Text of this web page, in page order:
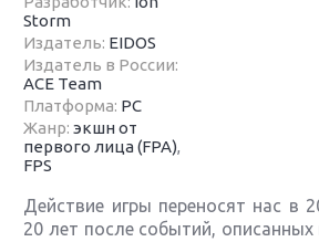
Storm
Издатель: EIDOS
Издатель в России:
ACE Team
Платформа: PC
Жанр:экшн от
первого лица (FPA),
FPS
Действие игры переносят нас в
20 лет после событий, описанных